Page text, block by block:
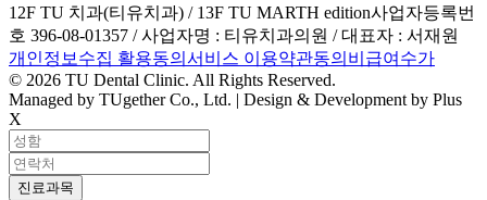
12F TU 치과(티유치과) / 13F TU MARTH edition사업자등록번
호 396-08-01357 / 사업자명 : 티유치과의원 / 대표자 : 서재원
개인정보수집 활용동의 서비스 이용약관동의 비급여수가
© 2026 TU Dental Clinic. All Rights Reserved.
Managed by TUgether Co., Ltd. | Design & Development by Plus
X
진료과목